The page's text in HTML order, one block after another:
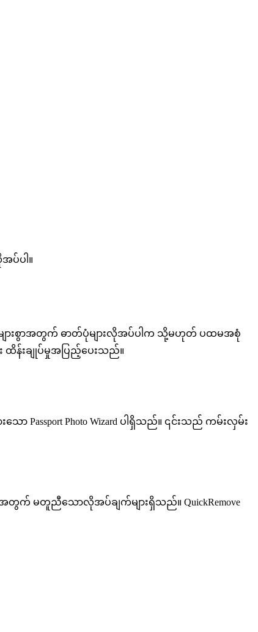
ပ်ပါ။
ျားစွာအတွက် ဓာတ်ပုံများလိုအပ်ပါက သို့မဟုတ် ပထမအစုံ
န်းချုပ်မှုအပြည့်ပေးသည်။
Photo Wizard ပါရှိသည်။ ၎င်းသည် ကမ်းလှမ်း
တွက် မတူညီသောလိုအပ်ချက်များရှိသည်။ QuickRemove